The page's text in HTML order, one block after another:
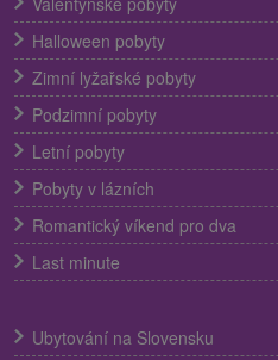
Halloween pobyty
Zimní lyžařské pobyty
Podzimní pobyty
Letní pobyty
Pobyty v lázních
Romantický víkend pro dva
Last minute
Ubytování na Slovensku